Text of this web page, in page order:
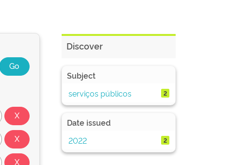
Discover
Subject
serviços públicos
2
Date issued
2022
2